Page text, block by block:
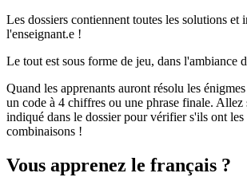
Les dossiers contiennent toutes les solutions et
l'enseignant.e !
Le tout est sous forme de jeu, dans l'ambiance
Quand les apprenants auront résolu les
un code à 4 chiffres ou une phrase finale.
indiqué dans le dossier pour vérifier s'ils ont les
combinaisons !
Vous apprenez le français ?